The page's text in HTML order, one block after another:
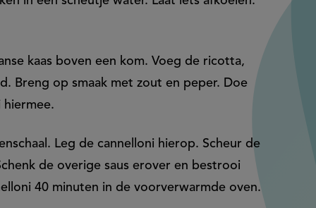
kaas boven een kom. Voeg de ricotta,
Breng op smaak met zout en peper. Doe
hiermee.
Leg de cannelloni hierop. Scheur de
de overige saus erover en bestrooi
40 minuten in de voorverwarmde oven.